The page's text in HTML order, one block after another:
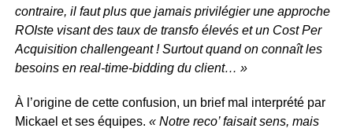
contraire, il faut plus que jamais privilégier une approche
ROIste visant des taux de transfo élevés et un Cost Per
Acquisition challengeant ! Surtout quand on connaît les
besoins en real-time-bidding du client… »
À l’origine de cette confusion, un brief mal interprété par
Mickael et ses équipes. « Notre reco’ faisait sens, mais